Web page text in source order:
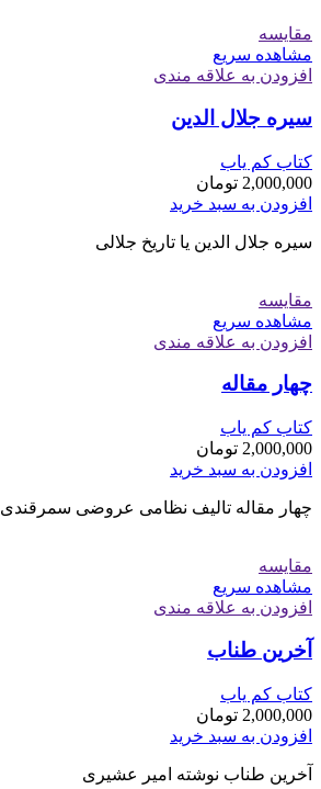
مقایسه
مشاهده سریع
افزودن به علاقه مندی
سیره جلال‏ الدین
کتاب کم یاب
2,000,000 تومان
افزودن به سبد خرید
سیره جلال‏ الدین یا تاریخ جلالی
مقایسه
مشاهده سریع
افزودن به علاقه مندی
چهار مقاله
کتاب کم یاب
2,000,000 تومان
افزودن به سبد خرید
چهار مقاله تالیف نظامی عروضی سمرقندی
مقایسه
مشاهده سریع
افزودن به علاقه مندی
آخرین طناب
کتاب کم یاب
2,000,000 تومان
افزودن به سبد خرید
آخرین طناب نوشته امیر عشیری